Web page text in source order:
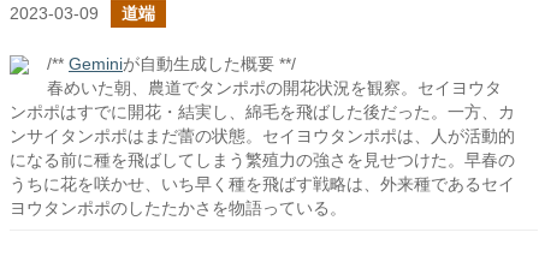
2023-03-09 道端
/** Geminiが自動生成した概要 **/
春めいた朝、農道でタンポポの開花状況を観察。セイヨウタ
ンポポはすでに開花・結実し、綿毛を飛ばした後だった。一方、カ
ンサイタンポポはまだ蕾の状態。セイヨウタンポポは、人が活動的
になる前に種を飛ばしてしまう繁殖力の強さを見せつけた。早春の
うちに花を咲かせ、いち早く種を飛ばす戦略は、外来種であるセイ
ヨウタンポポのしたたかさを物語っている。